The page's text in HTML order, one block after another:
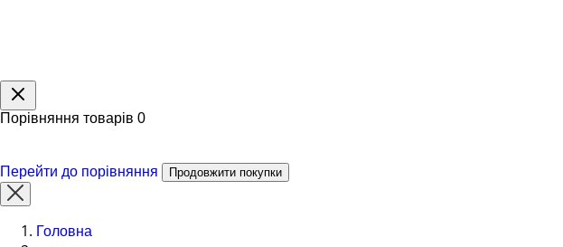
Порівняння товарів 0
Перейти до порівняння Продовжити покупки
Головна